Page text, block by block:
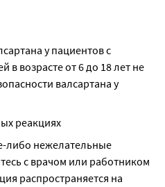
у пациентов с
в возрасте от 6 до 18 лет не
валсартана у
реакциях
либо нежелательные
с врачом или работником
распространяется на